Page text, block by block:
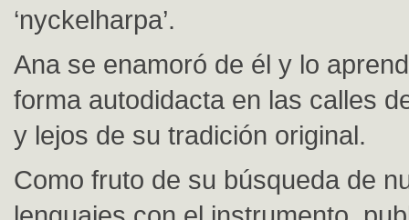
‘nyckelharpa’.
Ana se enamoró de él y lo
forma autodidacta en las calles
y lejos de su tradición original.
Como fruto de su búsqueda de